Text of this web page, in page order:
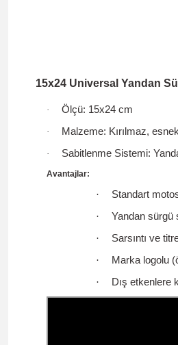
15x24 Universal Yandan
· Ölçü: 15x24 cm
· Malzeme: Kırılmaz,
· Sabitlenme Sistemi:
Avantajlar:
·
Standart
·
Yandan sürgü
·
Sarsıntı ve
·
Marka logolu
·
Dış etkenlere